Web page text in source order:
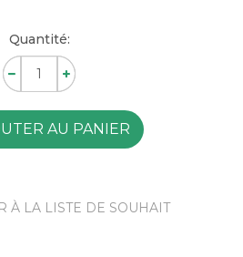
Quantité:
AU PANIER
À LA LISTE DE SOUHAIT